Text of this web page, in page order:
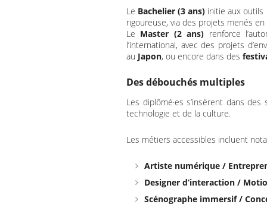
Le Bachelier (3 ans) initie aux outils
rigoureuse, via des projets menés
Le Master (2 ans) renforce
l’international, avec des projets
au Japon, ou encore dans des
Des débouchés multiples
Les diplômé·es s’insèrent dans
technologie et de la culture.
Les métiers accessibles incluent
Artiste numérique /
Designer d’interaction /
Scénographe immersif /